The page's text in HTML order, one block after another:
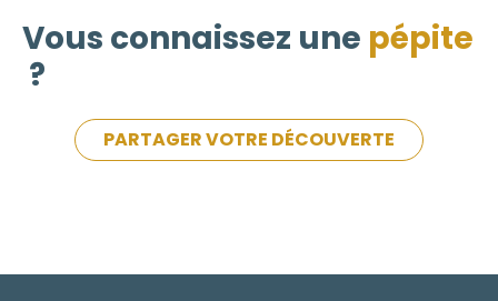
Vous connaissez une pépite
?
PARTAGER VOTRE DÉCOUVERTE